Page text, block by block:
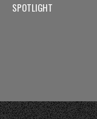
SPOTLIGHT